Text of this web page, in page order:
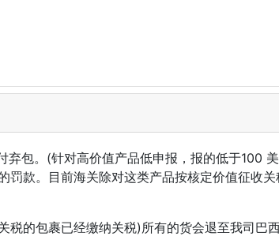
包。(针对高价值产品低申报，报的低于100
款。目前海关除对这类产品按核定价值征收
的包裹已经缴纳关税)所有的货会退至我司巴